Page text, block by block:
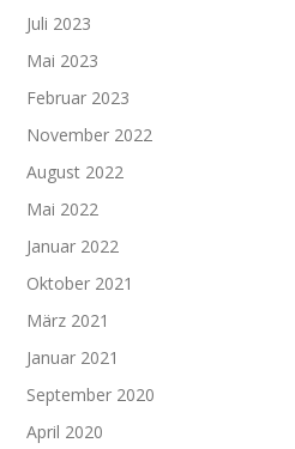
Juli 2023
Mai 2023
Februar 2023
November 2022
August 2022
Mai 2022
Januar 2022
Oktober 2021
März 2021
Januar 2021
September 2020
April 2020